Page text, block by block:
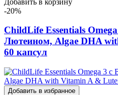
-20%
ChildLife Essentials
Лютеином, Algae DHA
60 капсул
Добавить в избранное